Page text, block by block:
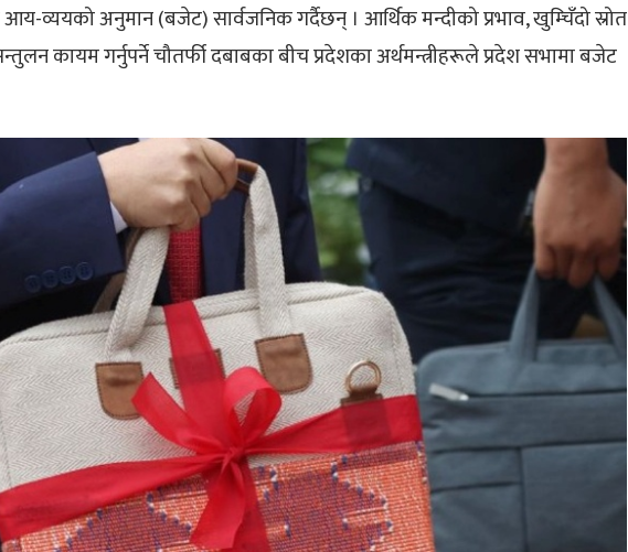
आय-व्ययको अनुमान (बजेट) सार्वजनिक गर्दैछन् । आर्थिक मन्दीको प्रभाव, खुम्चिँदो स्रोत
कायम गर्नुपर्ने चौतर्फी दबाबका बीच प्रदेशका अर्थमन्त्रीहरूले प्रदेश सभामा बजेट